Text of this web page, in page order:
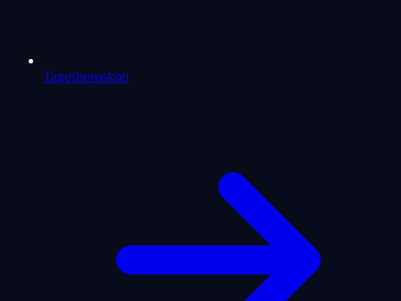
Tageshoroskop